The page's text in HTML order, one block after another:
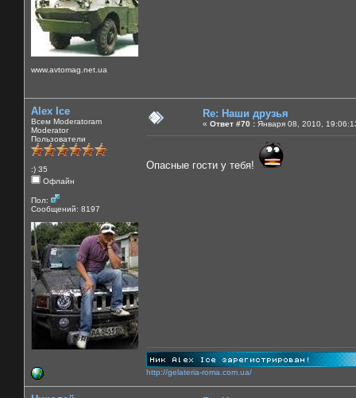
www.avtomag.net.ua
Alex Ice
Всем Moderatoram
Moderator
Пользователи
:) 35
Офлайн
Пол:
Сообщений: 8197
Re: Наши друзья
« Ответ #70 : Января 08, 2010,
Опасные гости у тебя!
http://gelateria-roma.com.ua/